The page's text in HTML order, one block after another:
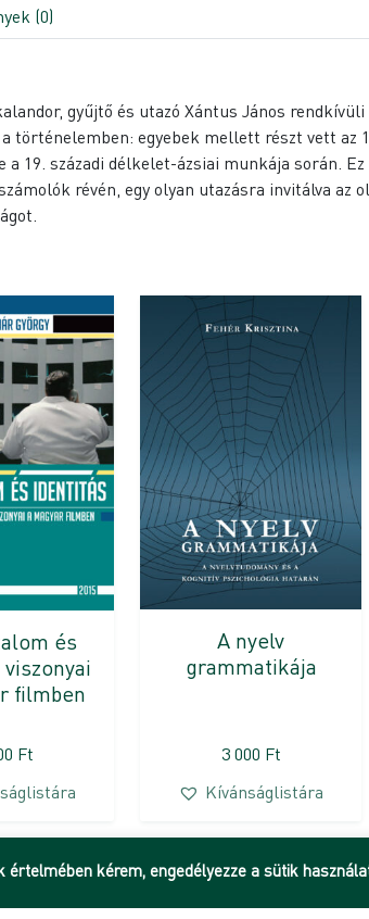
(0)
gyűjtő és utazó Xántus János
egyebek mellett részt vett az
19. századi délkelet-ázsiai munkája során.
révén, egy olyan utazásra invitálva az
és
filmben
Ft
A nyelv
grammatikája
3 000 Ft
Kívánságlistára
kérem, engedélyezze a sütik